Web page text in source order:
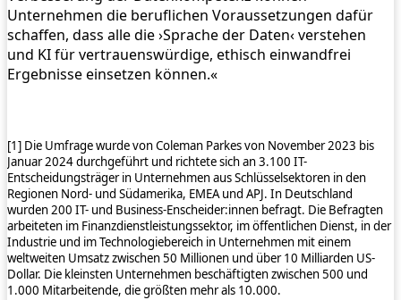
Unternehmen die beruflichen Voraussetzungen dafür
schaffen, dass alle die ›Sprache der Daten‹ verstehen
und KI für vertrauenswürdige, ethisch einwandfrei
Ergebnisse einsetzen können.«
[1] Die Umfrage wurde von Coleman Parkes von November 2023 bis
Januar 2024 durchgeführt und richtete sich an 3.100 IT-
Entscheidungsträger in Unternehmen aus Schlüsselsektoren in den
Regionen Nord- und Südamerika, EMEA und APJ. In Deutschland
wurden 200 IT- und Business-Enscheider:innen befragt. Die Befragten
arbeiteten im Finanzdienstleistungssektor, im öffentlichen Dienst, in der
Industrie und im Technologiebereich in Unternehmen mit einem
weltweiten Umsatz zwischen 50 Millionen und über 10 Milliarden US-
Dollar. Die kleinsten Unternehmen beschäftigten zwischen 500 und
1.000 Mitarbeitende, die größten mehr als 10.000.